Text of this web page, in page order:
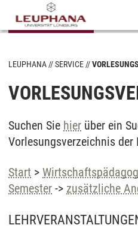
LEUPHANA SERVICE
Suchen Sie hier über ein
Vorlesungsverzeichnis der
Start >
Semester -> zusätzliche